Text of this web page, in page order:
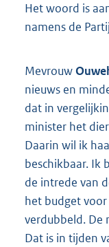
Het woord is
namens de
Mevrouw
nieuws en
dat in
minister het
Daarin wil ik
beschikbaar. Ik
de intrede van
het budget
verdubbeld. De
Dat is in tijden